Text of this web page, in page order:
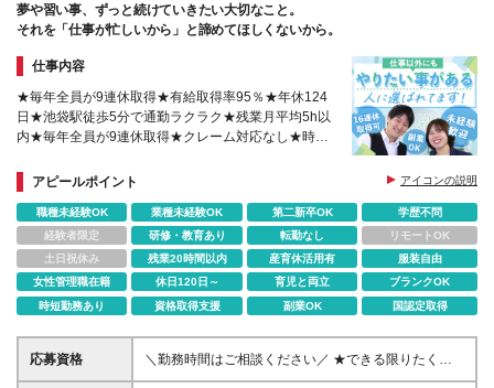
夢や習い事、ずっと続けていきたい大切なこと。
それを「仕事が忙しいから」と諦めてほしくないから。
仕事内容
★毎年全員が9連休取得★有給取得率95％★年休124
日★池袋駅徒歩5分で通勤ラクラク★残業月平均5h以
内★毎年全員が9連休取得★クレーム対応なし★時短
アピールポイント
アイコンの説明
職種未経験OK 業種未経験OK 第二新卒OK
学歴不問
経験者限定
研修・教育あり 転勤なし
リモートOK
土日祝休み
残業20時間以内 産育休活用有
服装自由
女性管理職在籍
休日120日～ 育児と両立
ブランクOK
時短勤務あり
資格取得支援 副業OK 国認定取得
応募資格
＼勤務時間はご相談ください／ ★できる限りたくさ
んの方にお会いします！ □未経験歓迎・ブランク・社